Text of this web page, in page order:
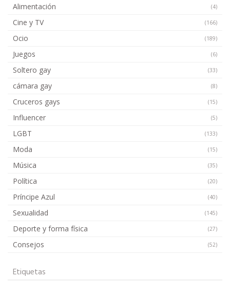
Alimentación (4)
Cine y TV (166)
Ocio (189)
Juegos (6)
Soltero gay (33)
cámara gay (8)
Cruceros gays (15)
Influencer (5)
LGBT (133)
Moda (15)
Música (35)
Política (20)
Príncipe Azul (40)
Sexualidad (145)
Deporte y forma física (27)
Consejos (52)
Etiquetas